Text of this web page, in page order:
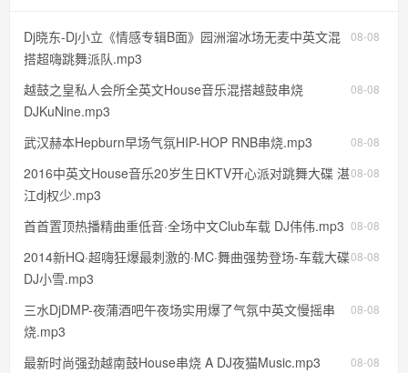
08-08
Dj晓东-Dj小立《情感专辑B面》园洲溜冰场无麦中英文混
搭超嗨跳舞派队.mp3
08-08
越鼓之皇私人会所全英文House音乐混搭越鼓串烧
DJKuNine.mp3
08-08
武汉赫本Hepburn早场气氛HIP-HOP RNB串烧.mp3
08-08
2016中英文House音乐20岁生日KTV开心派对跳舞大碟 湛
江dj权少.mp3
08-08
首首置顶热播精曲重低音·全场中文Club车载 DJ伟伟.mp3
08-08
2014新HQ·超嗨狂爆最刺激的·MC·舞曲强势登场-车载大碟
DJ小雪.mp3
08-08
三水DjDMP-夜蒲酒吧午夜场实用爆了气氛中英文慢摇串
烧.mp3
08-08
最新时尚强劲越南鼓House串烧 A DJ夜猫Music.mp3